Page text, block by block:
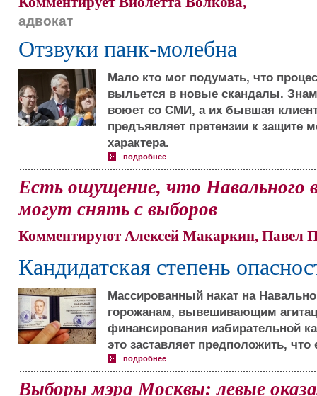
адвокат
Отзвуки панк-молебна
Мало кто мог подумать, что
выльется в новые скандалы.
воюет со СМИ, а их бывшая
предъявляет претензии к защите
характера.
подробнее
Есть ощущение, что Навального
могут снять с выборов
Комментируют Алексей Макаркин, Павел
Кандидатская степень
Массированный накат на
горожанам, вывешивающим
финансирования избирательной
это заставляет предположить,
подробнее
Выборы мэра Москвы: левые